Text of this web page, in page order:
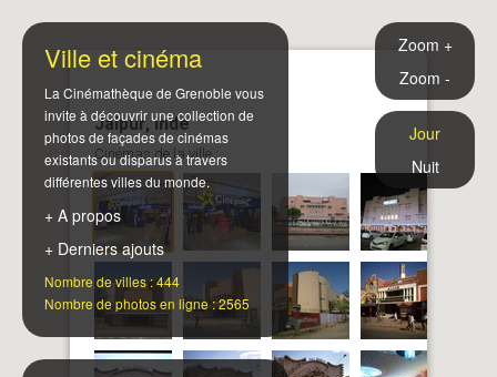
Jaipur, Inde
Cinémas de la ville :
Ville et cinéma
La Cinémathèque de Grenoble vous
invite à découvrir une collection de
photos de façades de cinémas
existants ou disparus à travers
différentes villes du monde.
+ A propos
+ Derniers ajouts
Nombre de villes : 444
Nombre de photos en ligne : 2565
Zoom +
Zoom -
Jour
Nuit